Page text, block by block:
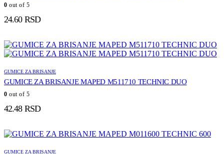
0 out of 5
24.60 RSD
GUMICE ZA BRISANJE
GUMICE ZA BRISANJE MAPED M511710 TECHNIC DUO
0 out of 5
42.48 RSD
GUMICE ZA BRISANJE